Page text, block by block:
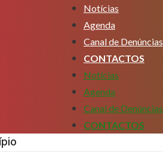
Notícias
Agenda
Canal de Denúncias
CONTACTOS
Notícias
Agenda
Canal de Denúncias
CONTACTOS